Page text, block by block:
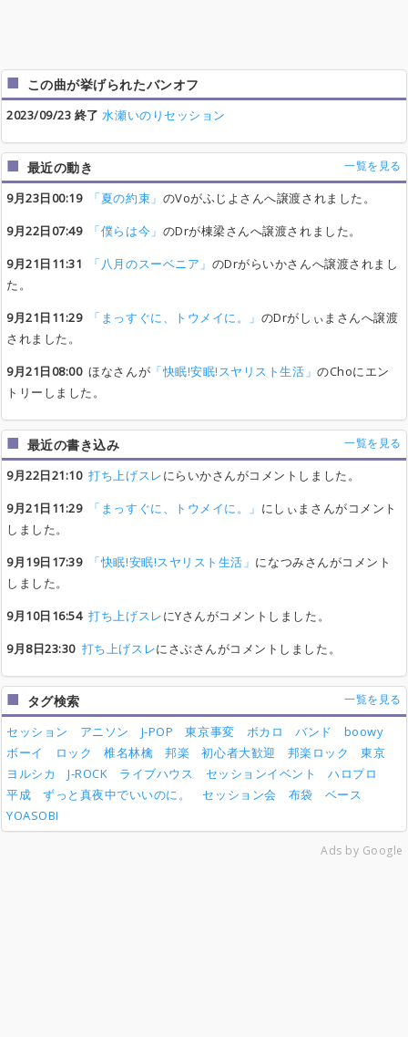
この曲が挙げられたバンオフ
2023/09/23 終了 水瀬いのりセッション
最近の動き 一覧を見る
9月23日00:19 「夏の約束」 のVoがふじよさんへ譲渡されました。
9月22日07:49
「僕らは今」 のDrが棟梁さんへ譲渡されました。
9月21日11:31
「八月のスーベニア」 のDrがらいかさんへ譲渡されまし
た。
9月21日11:29
「まっすぐに、トウメイに。」 のDrがしぃまさんへ譲渡
されました。
9月21日08:00ほなさんが 「快眠!安眠!スヤリスト生活」のChoにエン
トリーしました。
最近の書き込み 一覧を見る
9月22日21:10 打ち上げスレにらいかさんがコメントしました。
9月21日11:29
「まっすぐに、トウメイに。」 にしぃまさんがコメント
しました。
9月19日17:39
「快眠!安眠!スヤリスト生活」 になつみさんがコメント
しました。
9月10日16:54 打ち上げスレにYさんがコメントしました。
9月8日23:30 打ち上げスレにさぶさんがコメントしました。
タグ検索 一覧を見る
セッション アニソン J-POP 東京事変 ボカロ バンド
boowy
ボーイ
ロック 椎名林檎 邦楽 初心者大歓迎 邦楽ロック
東京
ヨルシカ
J-ROCK ライブハウス セッションイベント
ハロプロ
平成
ずっと真夜中でいいのに。 セッション会 布袋
ベース
YOASOBI
Ads by Google